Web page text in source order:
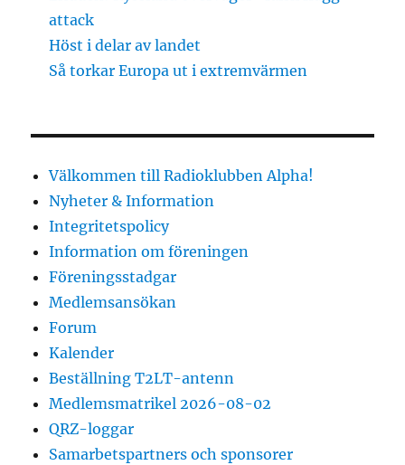
attack
Höst i delar av landet
Så torkar Europa ut i extremvärmen
Välkommen till Radioklubben Alpha!
Nyheter & Information
Integritetspolicy
Information om föreningen
Föreningsstadgar
Medlemsansökan
Forum
Kalender
Beställning T2LT-antenn
Medlemsmatrikel 2026-08-02
QRZ-loggar
Samarbetspartners och sponsorer